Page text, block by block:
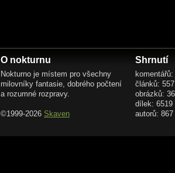
O nokturnu
Nokturno je místem pro všechny
milovníky fantasie, dobrého počtení
a rozumné rozpravy.
©1999-2026 Skaven
Shrnutí
článků: 557
obrázků:
dílek: 6519
autorů: 867